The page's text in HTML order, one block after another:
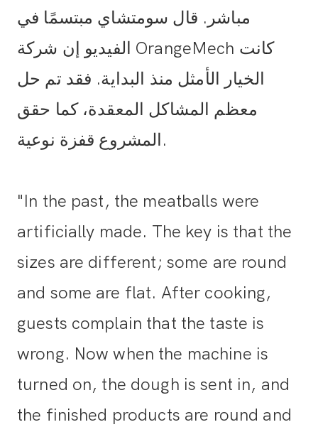
مباشر. قال سومتشاي مبتسمًا في
الفيديو إن شركة OrangeMech كانت
الخيار الأمثل منذ البداية. فقد تم حل
معظم المشاكل المعقدة، كما حقق
المشروع قفزة نوعية.
"In the past, the meatballs were
artificially made. The key is that the
sizes are different; some are round
and some are flat. After cooking,
guests complain that the taste is
wrong. Now when the machine is
turned on, the dough is sent in, and
the finished products are round and